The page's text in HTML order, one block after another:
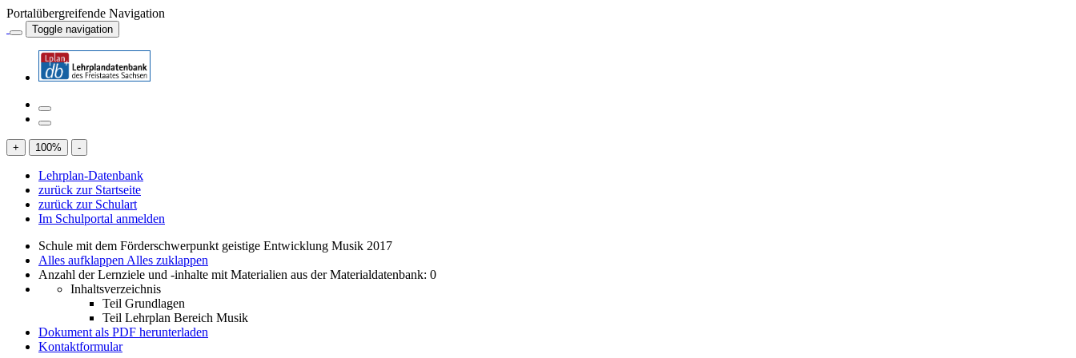
Portalübergreifende Navigation
Toggle navigation
+ 100% -
Lehrplan-Datenbank
zurück zur Startseite
zurück zur Schulart
Im Schulportal anmelden
Schule mit dem Förderschwerpunkt geistige Entwicklung Musik 2017
Alles aufklappen Alles zuklappen
Anzahl der Lernziele und -inhalte mit Materialien aus der Materialdatenbank: 0
Inhaltsverzeichnis
Teil Grundlagen
Teil Lehrplan Bereich Musik
Dokument als PDF herunterladen
Kontaktformular